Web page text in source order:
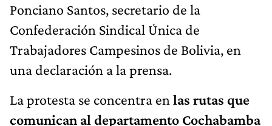
Ponciano Santos, secretario de la
Confederación Sindical Única de
Trabajadores Campesinos de Bolivia, en
una declaración a la prensa.
La protesta se concentra en las rutas que
comunican al departamento Cochabamba